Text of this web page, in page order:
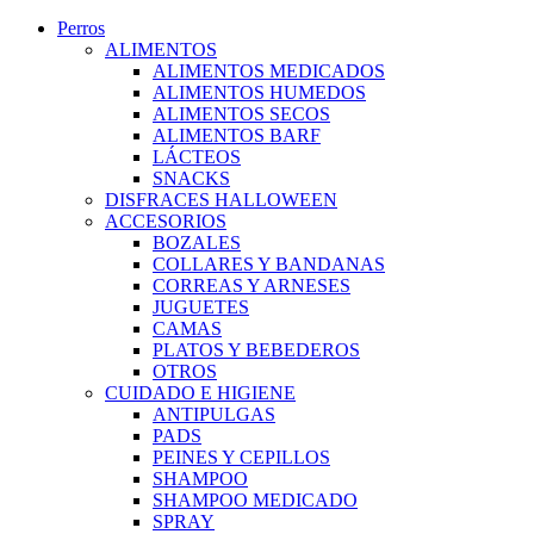
Perros
ALIMENTOS
ALIMENTOS MEDICADOS
ALIMENTOS HUMEDOS
ALIMENTOS SECOS
ALIMENTOS BARF
LÁCTEOS
SNACKS
DISFRACES HALLOWEEN
ACCESORIOS
BOZALES
COLLARES Y BANDANAS
CORREAS Y ARNESES
JUGUETES
CAMAS
PLATOS Y BEBEDEROS
OTROS
CUIDADO E HIGIENE
ANTIPULGAS
PADS
PEINES Y CEPILLOS
SHAMPOO
SHAMPOO MEDICADO
SPRAY